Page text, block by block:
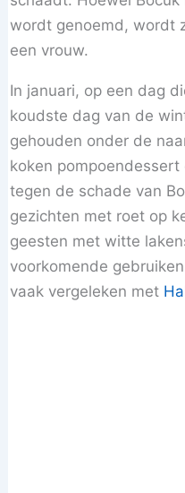
wordt genoemd, wordt
een vrouw.
In januari, op een dag
koudste dag van de
gehouden onder de
koken
tegen de schade van
gezichten met roet op
geesten met witte
voorkomende
vaak vergeleken met